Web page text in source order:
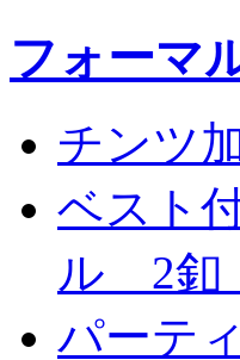
フォーマ
チンツ
ベスト
ル 2釦
パーテ